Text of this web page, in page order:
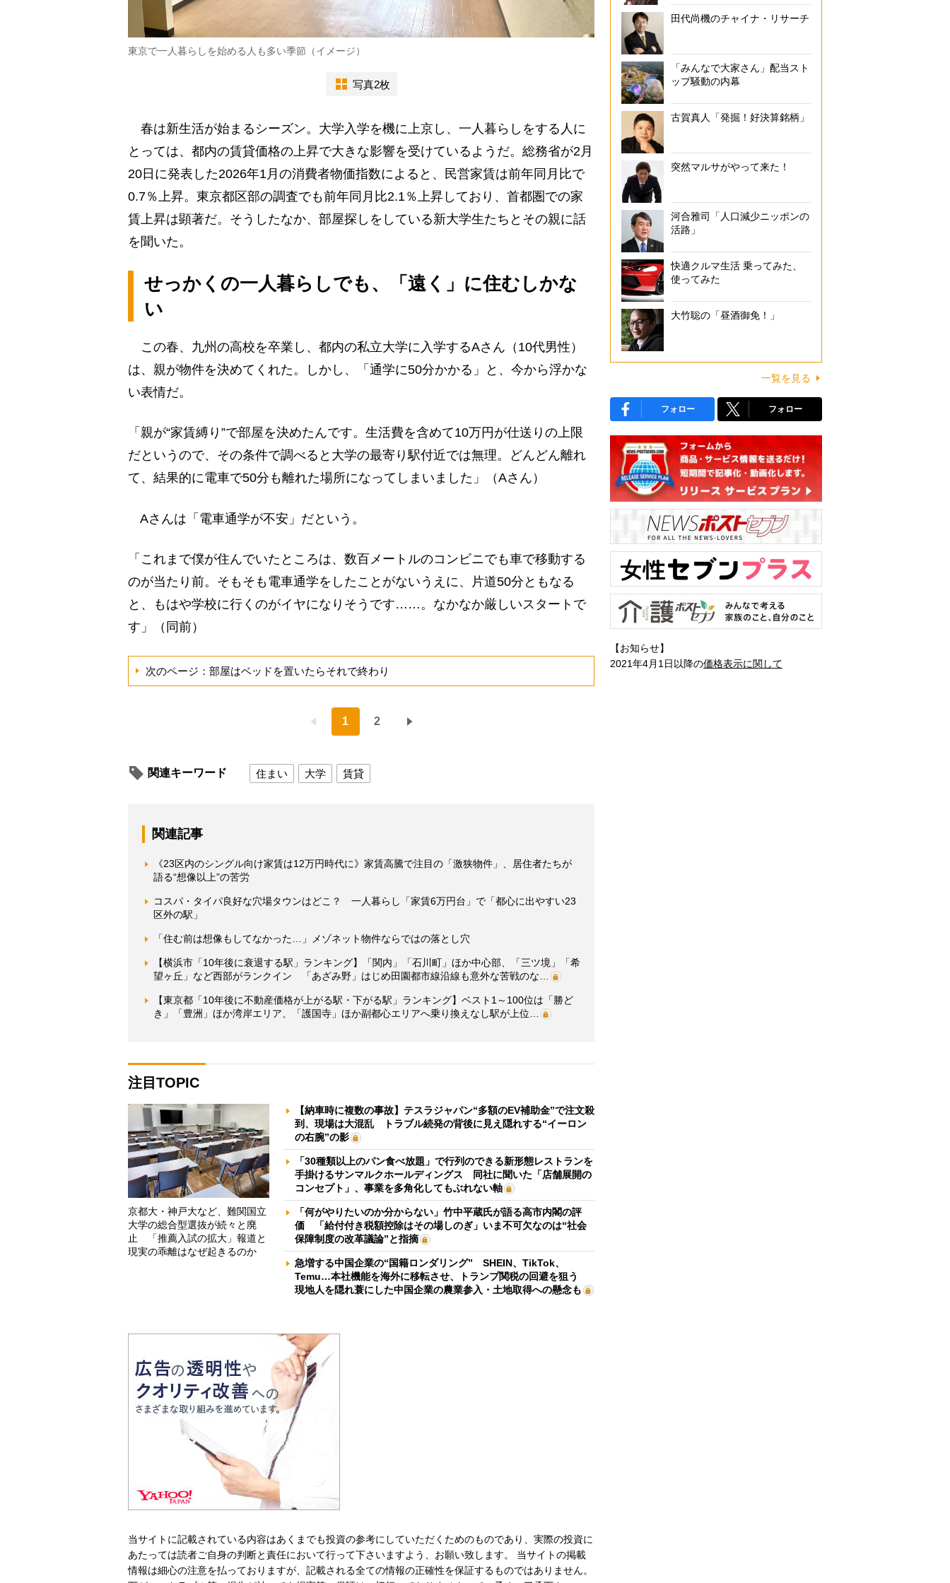
東京で一人暮らしを始める人も多い季節（イメージ）
写真2枚
春は新生活が始まるシーズン。大学入学を機に上京し、一人暮らしをする人に
とっては、都内の賃貸価格の上昇で大きな影響を受けているようだ。総務省が2月
20日に発表した2026年1月の消費者物価指数によると、民営家賃は前年同月比で
0.7％上昇。東京都区部の調査でも前年同月比2.1％上昇しており、首都圏での家
賃上昇は顕著だ。そうしたなか、部屋探しをしている新大学生たちとその親に話
を聞いた。
せっかくの一人暮らしでも、「遠く」に住むしかな
い
この春、九州の高校を卒業し、都内の私立大学に入学するAさん（10代男性）
は、親が物件を決めてくれた。しかし、「通学に50分かかる」と、今から浮かな
い表情だ。
「親が“家賃縛り”で部屋を決めたんです。生活費を含めて10万円が仕送りの上限
だというので、その条件で調べると大学の最寄り駅付近では無理。どんどん離れ
て、結果的に電車で50分も離れた場所になってしまいました」（Aさん）
Aさんは「電車通学が不安」だという。
「これまで僕が住んでいたところは、数百メートルのコンビニでも車で移動する
のが当たり前。そもそも電車通学をしたことがないうえに、片道50分ともなる
と、もはや学校に行くのがイヤになりそうです……。なかなか厳しいスタートで
す」（同前）
次のページ：部屋はベッドを置いたらそれで終わり
1 2
関連キーワード 住まい 大学 賃貸
関連記事
《23区内のシングル向け家賃は12万円時代に》家賃高騰で注目の「激狭物件」、居住者たちが
語る“想像以上”の苦労
コスパ・タイパ良好な穴場タウンはどこ？ 一人暮らし「家賃6万円台」で「都心に出やすい23
区外の駅」
「住む前は想像もしてなかった…」メゾネット物件ならではの落とし穴
【横浜市「10年後に衰退する駅」ランキング】「関内」「石川町」ほか中心部、「三ツ境」「希
望ヶ丘」など西部がランクイン 「あざみ野」はじめ田園都市線沿線も意外な苦戦のな…
【東京都「10年後に不動産価格が上がる駅・下がる駅」ランキング】ベスト1～100位は「勝ど
き」「豊洲」ほか湾岸エリア、「護国寺」ほか副都心エリアへ乗り換えなし駅が上位…
注目TOPIC
京都大・神戸大など、難関国立
大学の総合型選抜が続々と廃
止 「推薦入試の拡大」報道と
現実の乖離はなぜ起きるのか
【納車時に複数の事故】テスラジャパン“多額のEV補助金”で注文殺
到、現場は大混乱 トラブル続発の背後に見え隠れする“イーロン
の右腕”の影
「30種類以上のパン食べ放題」で行列のできる新形態レストランを
手掛けるサンマルクホールディングス 同社に聞いた「店舗展開の
コンセプト」、事業を多角化してもぶれない軸
「何がやりたいのか分からない」竹中平蔵氏が語る高市内閣の評
価 「給付付き税額控除はその場しのぎ」いま不可欠なのは“社会
保障制度の改革議論”と指摘
急増する中国企業の“国籍ロンダリング” SHEIN、TikTok、
Temu…本社機能を海外に移転させ、トランプ関税の回避を狙う
現地人を隠れ蓑にした中国企業の農業参入・土地取得への懸念も
当サイトに記載されている内容はあくまでも投資の参考にしていただくためのものであり、実際の投資に
あたっては読者ご自身の判断と責任において行って下さいますよう、お願い致します。 当サイトの掲載
情報は細心の注意を払っておりますが、記載される全ての情報の正確性を保証するものではありません。
田代尚機のチャイナ・リサーチ
「みんなで大家さん」配当スト
ップ騒動の内幕
古賀真人「発掘！好決算銘柄」
突然マルサがやって来た！
河合雅司「人口減少ニッポンの
活路」
快適クルマ生活 乗ってみた、
使ってみた
大竹聡の「昼酒御免！」
一覧を見る
フォロー フォロー
【お知らせ】
2021年4月1日以降の価格表示に関して